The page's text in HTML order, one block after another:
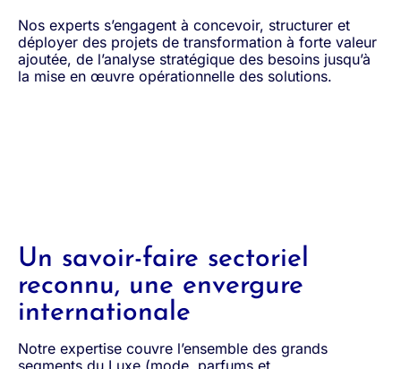
Nos experts s’engagent à concevoir, structurer et
déployer des projets de transformation à forte valeur
ajoutée, de l’analyse stratégique des besoins jusqu’à
la mise en œuvre opérationnelle des solutions.
Un savoir-faire sectoriel
reconnu, une envergure
internationale
Notre expertise couvre l’ensemble des grands
segments du Luxe (mode, parfums et